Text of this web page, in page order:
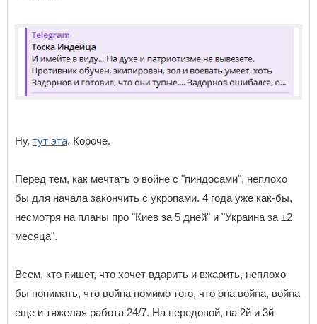
Ну, тут эта. Короче.
Перед тем, как мечтать о войне с "пиндосами", неплохо
бы для начала закончить с укропами. 4 года уже как-бы,
несмотря на планы про "Киев за 5 дней" и "Украина за ±2
месяца".
Всем, кто пишет, что хочет вдарить и вжарить, неплохо
бы понимать, что война помимо того, что она война, война
еще и тяжелая работа 24/7. На передовой, на 2й и 3й